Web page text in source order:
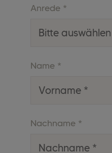
Anrede *
Name *
Nachname *